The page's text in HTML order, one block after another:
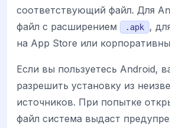
соответствующий файл. Для
файл с расширением
.apk
,
на App Store или
Если вы пользуетесь Android,
разрешить установку из
источников. При попытке
файл система выдаст